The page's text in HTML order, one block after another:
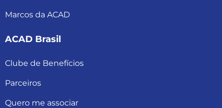
Marcos da ACAD
ACAD Brasil
Clube de Benefícios
Parceiros
Quero me associar